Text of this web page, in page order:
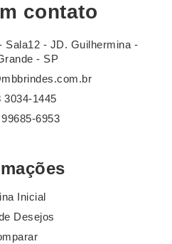
contato
Sala12 - JD. Guilhermina -
- SP
3034-1445
99685-6953
Inicial
Desejos